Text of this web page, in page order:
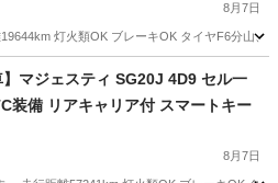
8月7日
灯火類OK ブレーキOK タイヤF6分山
ハ
】マジェスティ SG20J 4D9 セル一
装備 リアキャリア付 スマートキー
8月7日